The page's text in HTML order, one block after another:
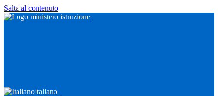
Salta al contenuto
Italiano